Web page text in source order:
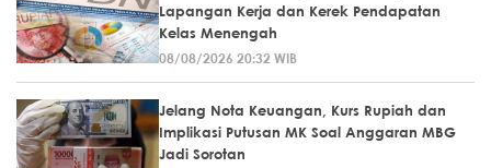
Lapangan Kerja dan Kerek Pendapatan
Kelas Menengah
08/08/2026 20:32 WIB
Jelang Nota Keuangan, Kurs Rupiah dan
Implikasi Putusan MK Soal Anggaran MBG
Jadi Sorotan